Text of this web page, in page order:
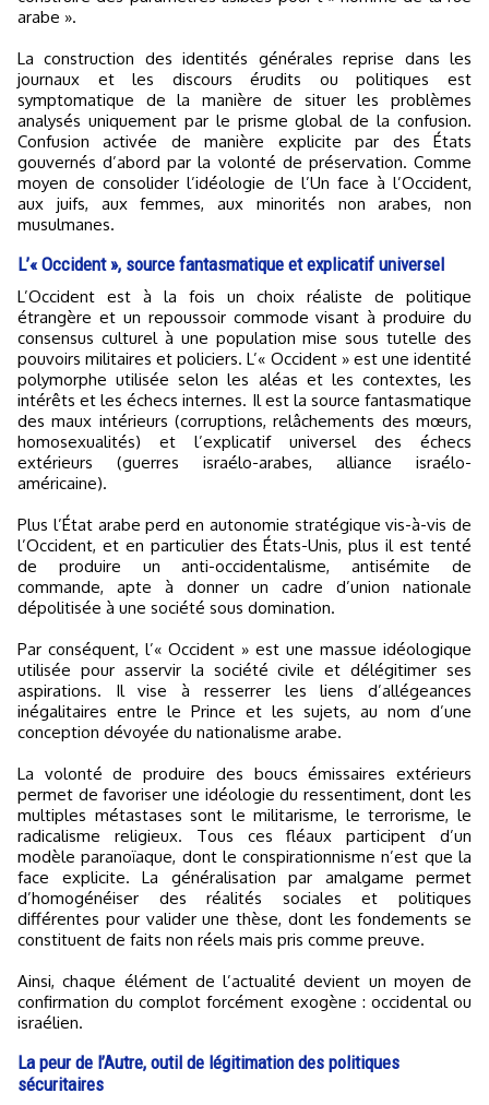
arabe ».
La construction des identités générales reprise dans les
journaux et les discours érudits ou politiques est
symptomatique de la manière de situer les problèmes
analysés uniquement par le prisme global de la confusion.
Confusion activée de manière explicite par des États
gouvernés d’abord par la volonté de préservation. Comme
moyen de consolider l’idéologie de l’Un face à l’Occident,
aux juifs, aux femmes, aux minorités non arabes, non
musulmanes.
L’« Occident », source fantasmatique et explicatif universel
L’Occident est à la fois un choix réaliste de politique
étrangère et un repoussoir commode visant à produire du
consensus culturel à une population mise sous tutelle des
pouvoirs militaires et policiers. L’« Occident » est une identité
polymorphe utilisée selon les aléas et les contextes, les
intérêts et les échecs internes. Il est la source fantasmatique
des maux intérieurs (corruptions, relâchements des mœurs,
homosexualités) et l’explicatif universel des échecs
extérieurs (guerres israélo-arabes, alliance israélo-
américaine).
Plus l’État arabe perd en autonomie stratégique vis-à-vis de
l’Occident, et en particulier des États-Unis, plus il est tenté
de produire un anti-occidentalisme, antisémite de
commande, apte à donner un cadre d’union nationale
dépolitisée à une société sous domination.
Par conséquent, l’« Occident » est une massue idéologique
utilisée pour asservir la société civile et délégitimer ses
aspirations. Il vise à resserrer les liens d’allégeances
inégalitaires entre le Prince et les sujets, au nom d’une
conception dévoyée du nationalisme arabe.
La volonté de produire des boucs émissaires extérieurs
permet de favoriser une idéologie du ressentiment, dont les
multiples métastases sont le militarisme, le terrorisme, le
radicalisme religieux. Tous ces fléaux participent d’un
modèle paranoïaque, dont le conspirationnisme n’est que la
face explicite. La généralisation par amalgame permet
d’homogénéiser des réalités sociales et politiques
différentes pour valider une thèse, dont les fondements se
constituent de faits non réels mais pris comme preuve.
Ainsi, chaque élément de l’actualité devient un moyen de
confirmation du complot forcément exogène : occidental ou
israélien.
La peur de l’Autre, outil de légitimation des politiques
sécuritaires